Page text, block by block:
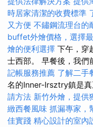
時居家清潔的收費標準
又方便 不鏽鋼流理台的
buffet外燴價格，選擇
燴的便利選擇 下午，穿
士西部。 早餐後，我們
記帳服務推薦 了解二手
名的Inner-Irsztry鎮是真
請方法 新竹外燴，提供
緻西餐風味 抓漏專家，
佳實踐 精心設計的室內